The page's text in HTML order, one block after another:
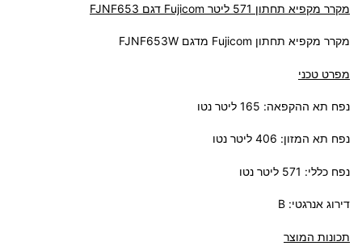
מקרר ‏מקפיא תחתון 571 ליטר Fujicom דגם FJNF653
מקרר מקפיא תחתון Fujicom מדגם FJNF653W
מפרט טכני
נפח תא ההקפאה: 165 ליטר נטו
נפח תא המזון: 406 ליטר נטו
נפח כללי: 571 ליטר נטו
דירוג אנרגטי: B
תכונות המוצר